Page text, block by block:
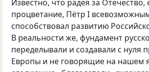
Известно, что радея за Отечество,
процветание, Пётр I
способствовал развитию
В реальности же, фундамент
переделывали и создавали с нуля
Европы и не говорящие на нашем